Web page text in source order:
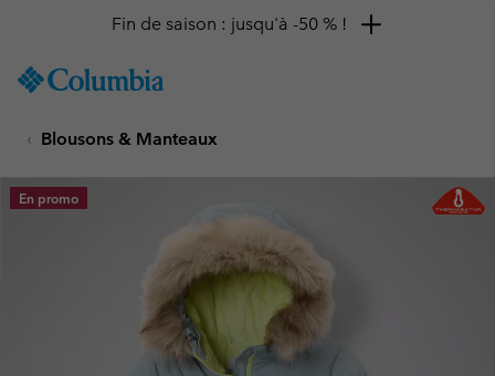
TO
SKIP
MAIN
NAV
Fin de saison : jusqu'à -50 % !
Blousons & Manteaux
En promo